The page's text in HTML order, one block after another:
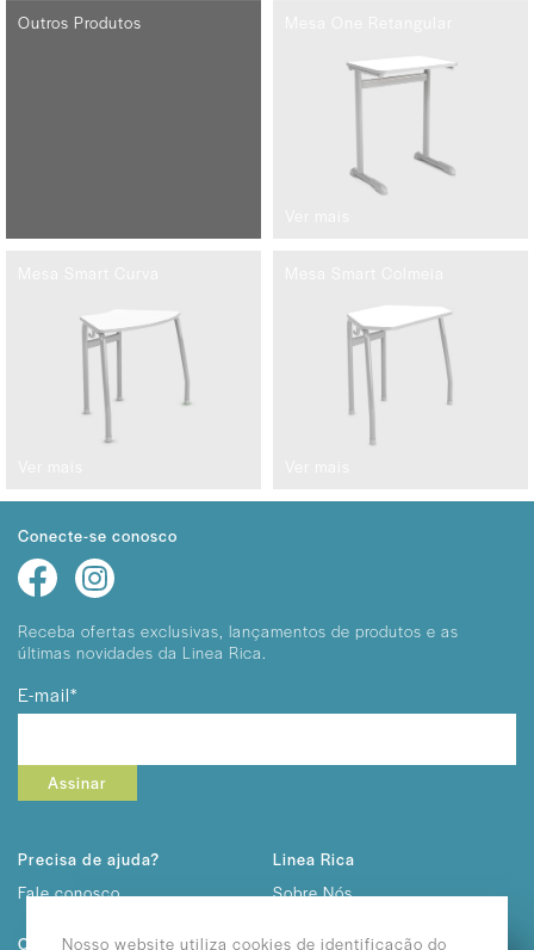
Outros Produtos
Conecte-se conosco
Receba ofertas exclusivas, lançamentos de produtos e as
últimas novidades da Linea Rica.
E-mail*
Assinar
Precisa de ajuda?
Fale conosco
Contato
Linea Rica
Sobre Nós
Nosso website utiliza cookies de identificação do